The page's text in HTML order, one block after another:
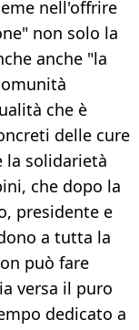
nell'offrire
non solo la
anche "la
che è
delle cure
la solidarietà
che dopo la
presidente e
a tutta la
può fare
versa il puro
dedicato a